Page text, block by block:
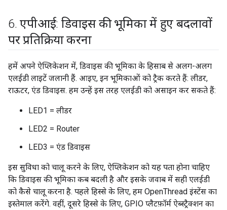
6. एपीआई: डिवाइस की भूमिका में हुए बदलावों
पर प्रतिक्रिया करना
हमें अपने ऐप्लिकेशन में, डिवाइस की भूमिका के हिसाब से अलग-अलग
एलईडी लाइटें जलानी हैं. आइए, इन भूमिकाओं को ट्रैक करते हैं: लीडर,
राऊटर, एंड डिवाइस. हम उन्हें इस तरह एलईडी को असाइन कर सकते हैं:
LED1 = लीडर
LED2 = Router
LED3 = एंड डिवाइस
इस सुविधा को चालू करने के लिए, ऐप्लिकेशन को यह पता होना चाहिए
कि डिवाइस की भूमिका कब बदली है और इसके जवाब में सही एलईडी
को कैसे चालू करना है. पहले हिस्से के लिए, हम OpenThread इंस्टेंस का
इस्तेमाल करेंगे. वहीं, दूसरे हिस्से के लिए, GPIO प्लैटफ़ॉर्म ऐब्स्ट्रैक्शन का